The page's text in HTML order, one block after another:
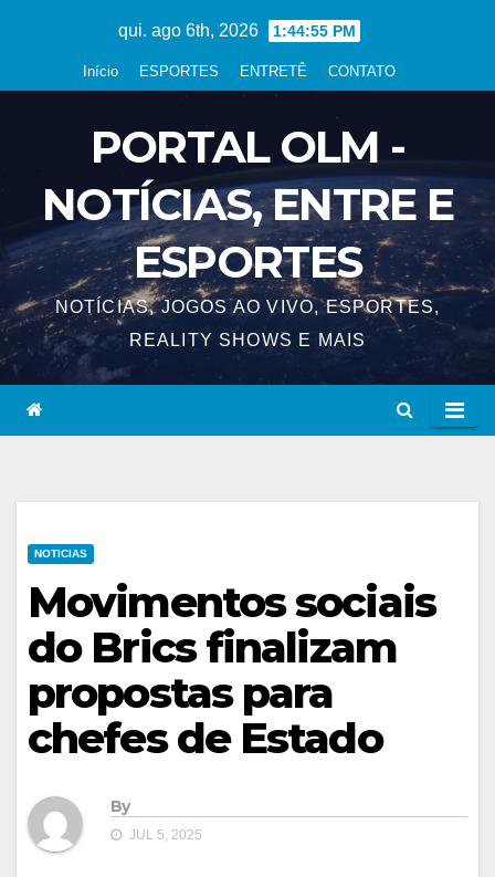
qui. ago 6th, 2026 1:44:55 PM
Início ESPORTES ENTRETÊ CONTATO
PORTAL OLM -
NOTÍCIAS, ENTRE E
ESPORTES
NOTÍCIAS, JOGOS AO VIVO, ESPORTES,
REALITY SHOWS E MAIS
NOTICIAS
Movimentos sociais
do Brics finalizam
propostas para
chefes de Estado
By
JUL 5, 2025